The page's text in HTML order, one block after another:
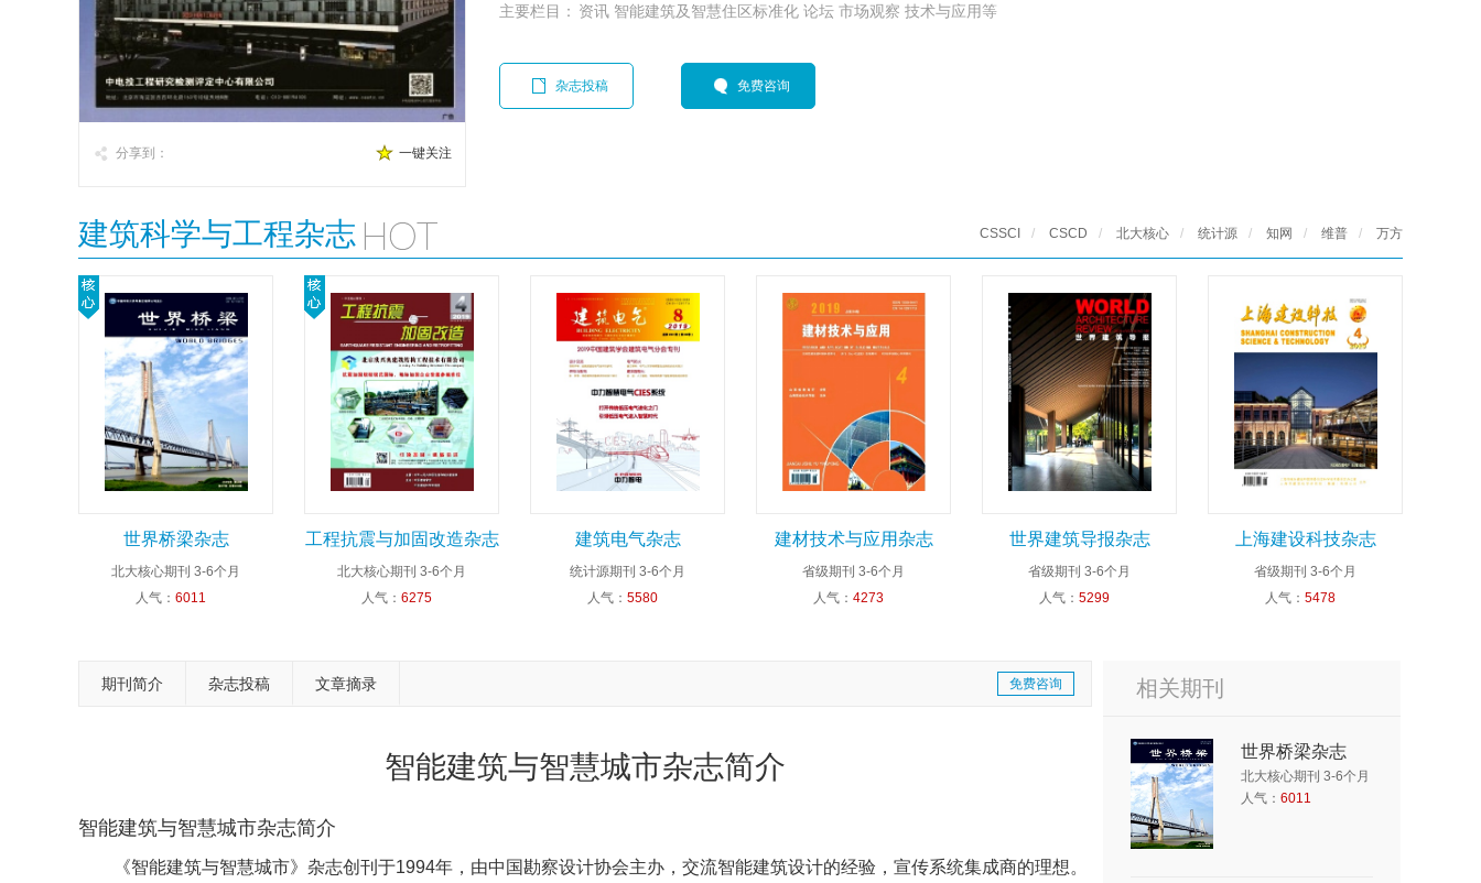
分享到： 一键关注
主要栏目： 资讯 智能建筑及智慧住区标准化 论坛 市场观察 技术与应用等
杂志投稿 免费咨询
建筑科学与工程杂志 CSSCI / CSCD / 北大核心 / 统计源 / 知网 / 维普 / 万方
世界桥梁杂志
北大核心期刊 3-6个月
人气： 6011
工程抗震与加固改造杂志
北大核心期刊 3-6个月
人气： 6275
建筑电气杂志
统计源期刊 3-6个月
人气： 5580
建材技术与应用杂志
省级期刊 3-6个月
人气： 4273
世界建筑导报杂志
省级期刊 3-6个月
人气： 5299
上海建设科技杂志
省级期刊 3-6个月
人气： 5478
期刊简介 杂志投稿 文章摘录 免费咨询
智能建筑与智慧城市杂志简介
智能建筑与智慧城市杂志简介
《智能建筑与智慧城市》杂志创刊于1994年，由中国勘察设计协会主办，交流智能建筑设计的经验，宣传系统集成商的理想。
相关期刊
世界桥梁杂志
北大核心期刊 3-6个月
人气： 6011